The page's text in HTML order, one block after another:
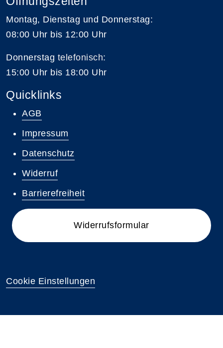
Montag, Dienstag und Donnerstag:
08:00 Uhr bis 12:00 Uhr
Donnerstag telefonisch:
15:00 Uhr bis 18:00 Uhr
Quicklinks
AGB
Impressum
Datenschutz
Widerruf
Barrierefreiheit
Widerrufsformular
Cookie Einstellungen